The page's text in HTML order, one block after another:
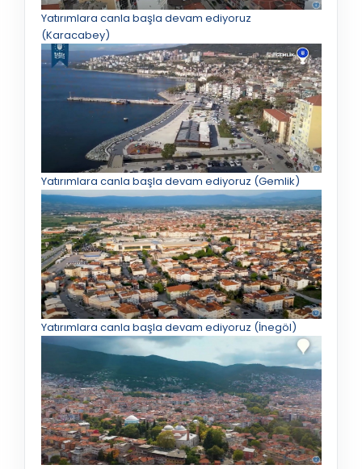
Yatırımlara canla başla devam ediyoruz
(Karacabey)
Yatırımlara canla başla devam ediyoruz (Gemlik)
Yatırımlara canla başla devam ediyoruz (İnegöl)